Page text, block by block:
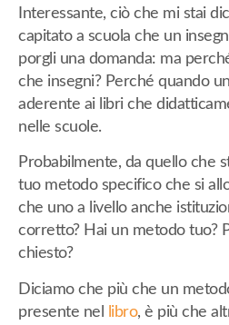
Interessante, ciò che mi stai
capitato a scuola che un
porgli una domanda: ma
che insegni? Perché quando
aderente ai libri che
nelle scuole.
Probabilmente, da quello che
tuo metodo specifico che si
che uno a livello anche
corretto? Hai un metodo tuo?
chiesto?
Diciamo che più che un
presente nel
libro, è più che